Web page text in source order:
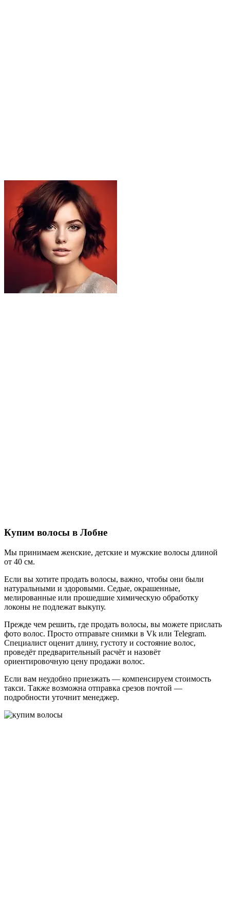
Купим волосы в Лобне
Мы принимаем женские, детские и мужские волосы длиной
от 40 см.
Если вы хотите продать волосы, важно, чтобы они были
натуральными и здоровыми. Седые, окрашенные,
мелированные или прошедшие химическую обработку
локоны не подлежат выкупу.
Прежде чем решить, где продать волосы, вы можете прислать
фото волос. Просто отправьте снимки в Vk или Telegram.
Специалист оценит длину, густоту и состояние волос,
проведёт предварительный расчёт и назовёт
ориентировочную цену продажи волос.
Если вам неудобно приезжать — компенсируем стоимость
такси. Также возможна отправка срезов почтой —
подробности уточнит менеджер.